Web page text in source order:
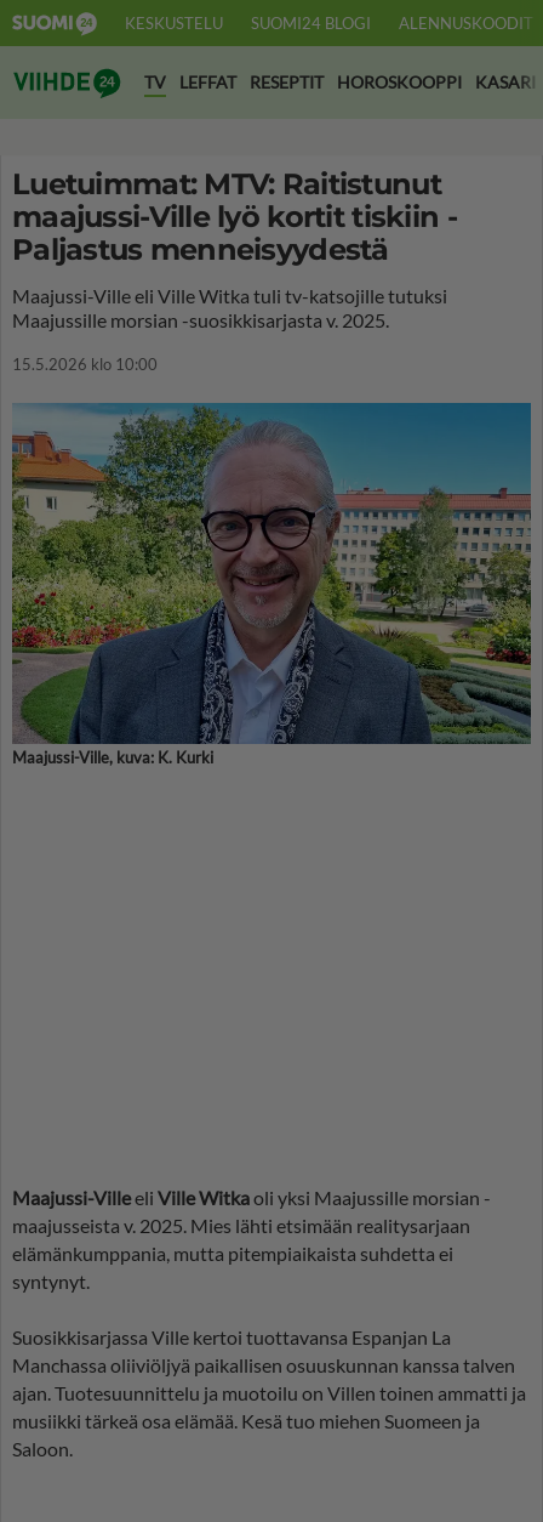
KESKUSTELU SUOMI24 BLOGI ALENNUSKOODIT
Suomi24 Viihde
TV LEFFAT RESEPTIT HOROSKOOPPI KASARI
Luetuimmat: MTV: Raitistunut
maajussi-Ville lyö kortit tiskiin -
Paljastus menneisyydestä
Maajussi-Ville eli Ville Witka tuli tv-katsojille tutuksi
Maajussille morsian -suosikkisarjasta v. 2025.
15.5.2026 klo 10:00
Maajussi-Ville, kuva: K. Kurki
Maajussi-Villeeli Ville Witkaoli yksi Maajussille morsian -
maajusseista v. 2025. Mies lähti etsimään realitysarjaan
elämänkumppania, mutta pitempiaikaista suhdetta ei
syntynyt.
Suosikkisarjassa Ville kertoi tuottavansa Espanjan La
Manchassa oliiviöljyä paikallisen osuuskunnan kanssa talven
ajan. Tuotesuunnittelu ja muotoilu on Villen toinen ammatti ja
musiikki tärkeä osa elämää. Kesä tuo miehen Suomeen ja
Saloon.